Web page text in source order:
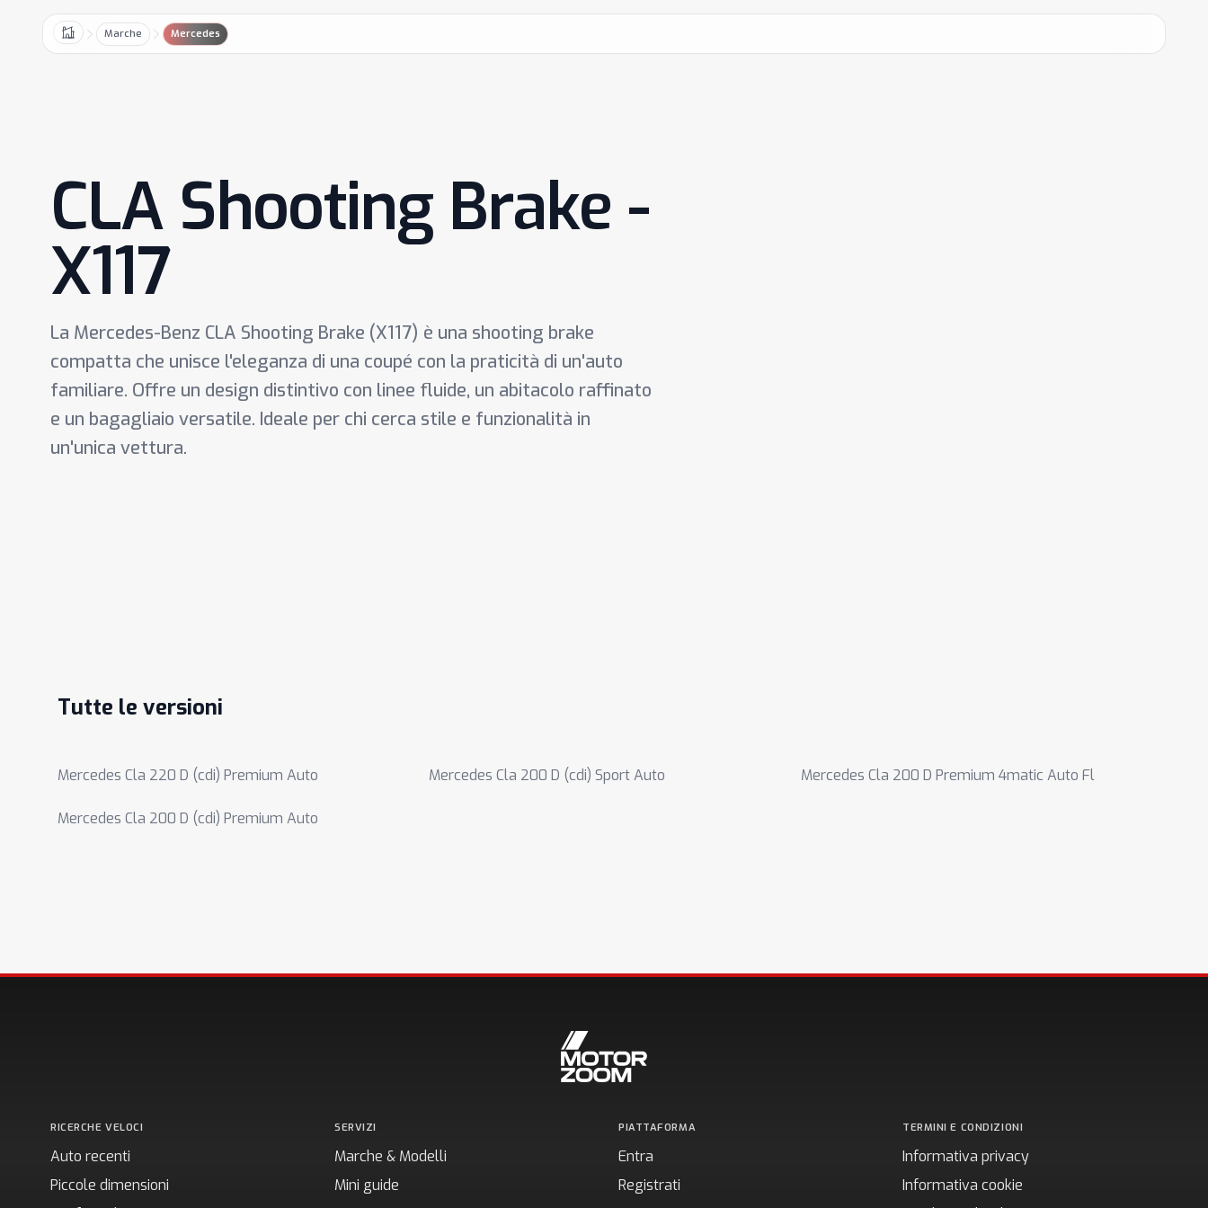
Home Marche Mercedes
CLA Shooting Brake -
X117
La Mercedes-Benz CLA Shooting Brake (X117) è una shooting brake
compatta che unisce l'eleganza di una coupé con la praticità di un'auto
familiare. Offre un design distintivo con linee fluide, un abitacolo raffinato
e un bagagliaio versatile. Ideale per chi cerca stile e funzionalità in
un'unica vettura.
Tutte le versioni
Mercedes Cla 220 D (cdi) Premium Auto Mercedes Cla 200 D (cdi) Sport Auto Mercedes Cla 200 D Premium 4matic Auto Fl
Mercedes Cla 200 D (cdi) Premium Auto
RICERCHE VELOCI
Auto recenti
Piccole dimensioni
SERVIZI
Marche & Modelli
Mini guide
PIATTAFORMA
Entra
Registrati
TERMINI E CONDIZIONI
Informativa privacy
Informativa cookie